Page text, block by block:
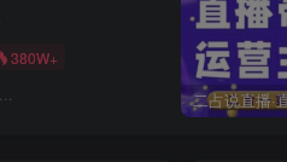
380W+